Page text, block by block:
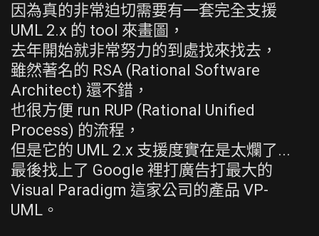
因為真的非常迫切需要有一套完全支援
UML 2.x 的 tool 來畫圖，
去年開始就非常努力的到處找來找去，
雖然著名的 RSA (Rational Software
Architect) 還不錯，
也很方便 run RUP (Rational Unified
Process) 的流程，
但是它的 UML 2.x 支援度實在是太爛了...
最後找上了 Google 裡打廣告打最大的
Visual Paradigm 這家公司的產品 VP-
UML。